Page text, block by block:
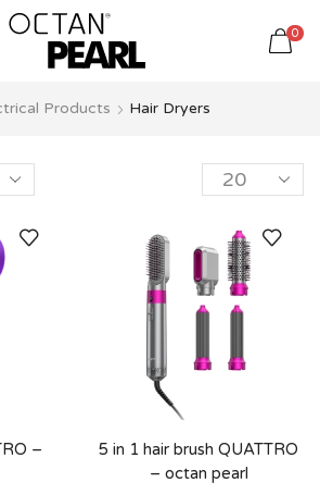
לֵב:
נָגִישׁ
בִּקְלִיק
הַמְּסַיַּעַת
0
Products Hair Dryers
–
5 in 1 hair brush QUATTRO
– octan pearl